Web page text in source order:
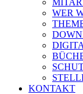
WER
KONTAKT